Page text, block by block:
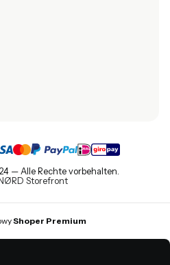
— Alle Rechte vorbehalten.
Storefront
Shoper Premium